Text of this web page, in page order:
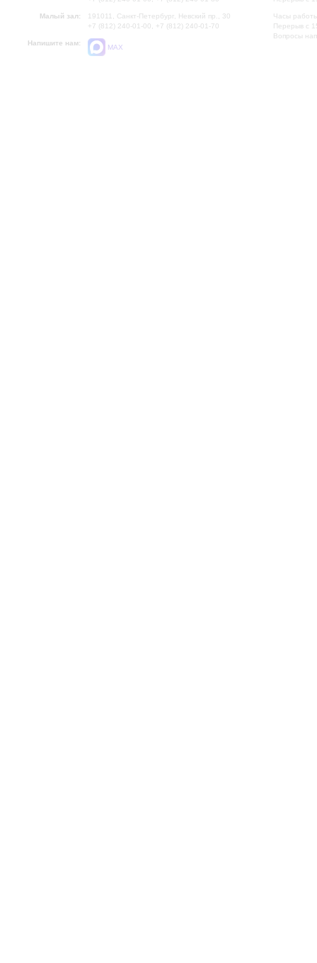
Малый зал:
191011, Санкт-Петербург, Невский пр., 30
+7 (812) 240-01-00, +7 (812) 240-01-70
Напишите нам:
MAX
Часы
Перерыв с
Вопросы